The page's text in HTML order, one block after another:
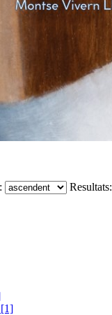
Resultats:
[1]